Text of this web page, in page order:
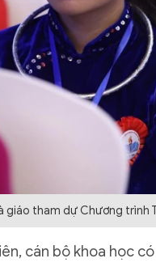
giáo tham dự Chương trình
cán bộ khoa học